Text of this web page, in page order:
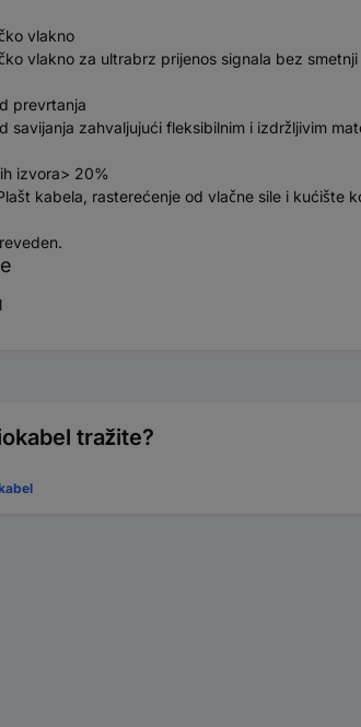
vlakno
vlakno za ultrabrz prijenos signala bez smetnji
prevrtanja
savijanja zahvaljujući fleksibilnim i izdržljivim
izvora> 20%
kabela, rasterećenje od vlačne sile i
tražite?